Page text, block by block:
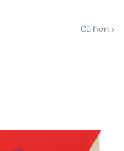
Cũ hơn